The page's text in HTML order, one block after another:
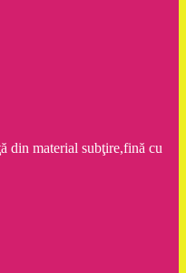
din material subţire,fină cu